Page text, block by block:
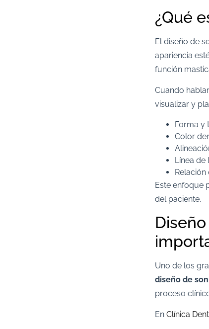
¿Qué
El diseño de
apariencia
función
Cuando
visualizar y
Forma y
Color
Línea de
Relación
Este enfoque
del paciente.
Uno de los
diseño de
proceso
En Clínica